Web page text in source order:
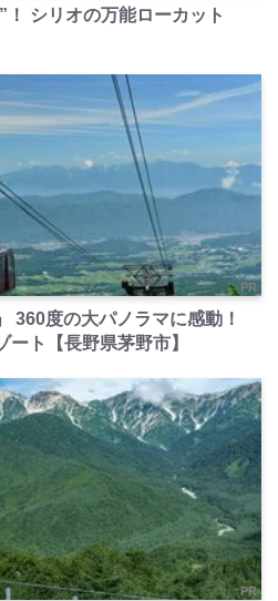
シリオの万能ローカット
PR
360度の大パノラマに感動！
ト【長野県茅野市】
PR